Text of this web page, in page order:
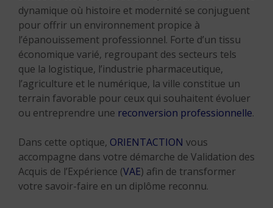
dynamique où histoire et modernité se conjuguent
pour offrir un environnement propice à
l’épanouissement professionnel. Forte d’un tissu
économique varié, regroupant des secteurs tels
que la logistique, l’industrie pharmaceutique,
l’agriculture et le numérique, la ville constitue un
terrain favorable pour ceux qui souhaitent évoluer
ou entreprendre une reconversion professionnelle.
Dans cette optique, ORIENTACTION vous
accompagne dans votre démarche de Validation des
Acquis de l’Expérience (VAE) afin de transformer
votre savoir-faire en un diplôme reconnu.